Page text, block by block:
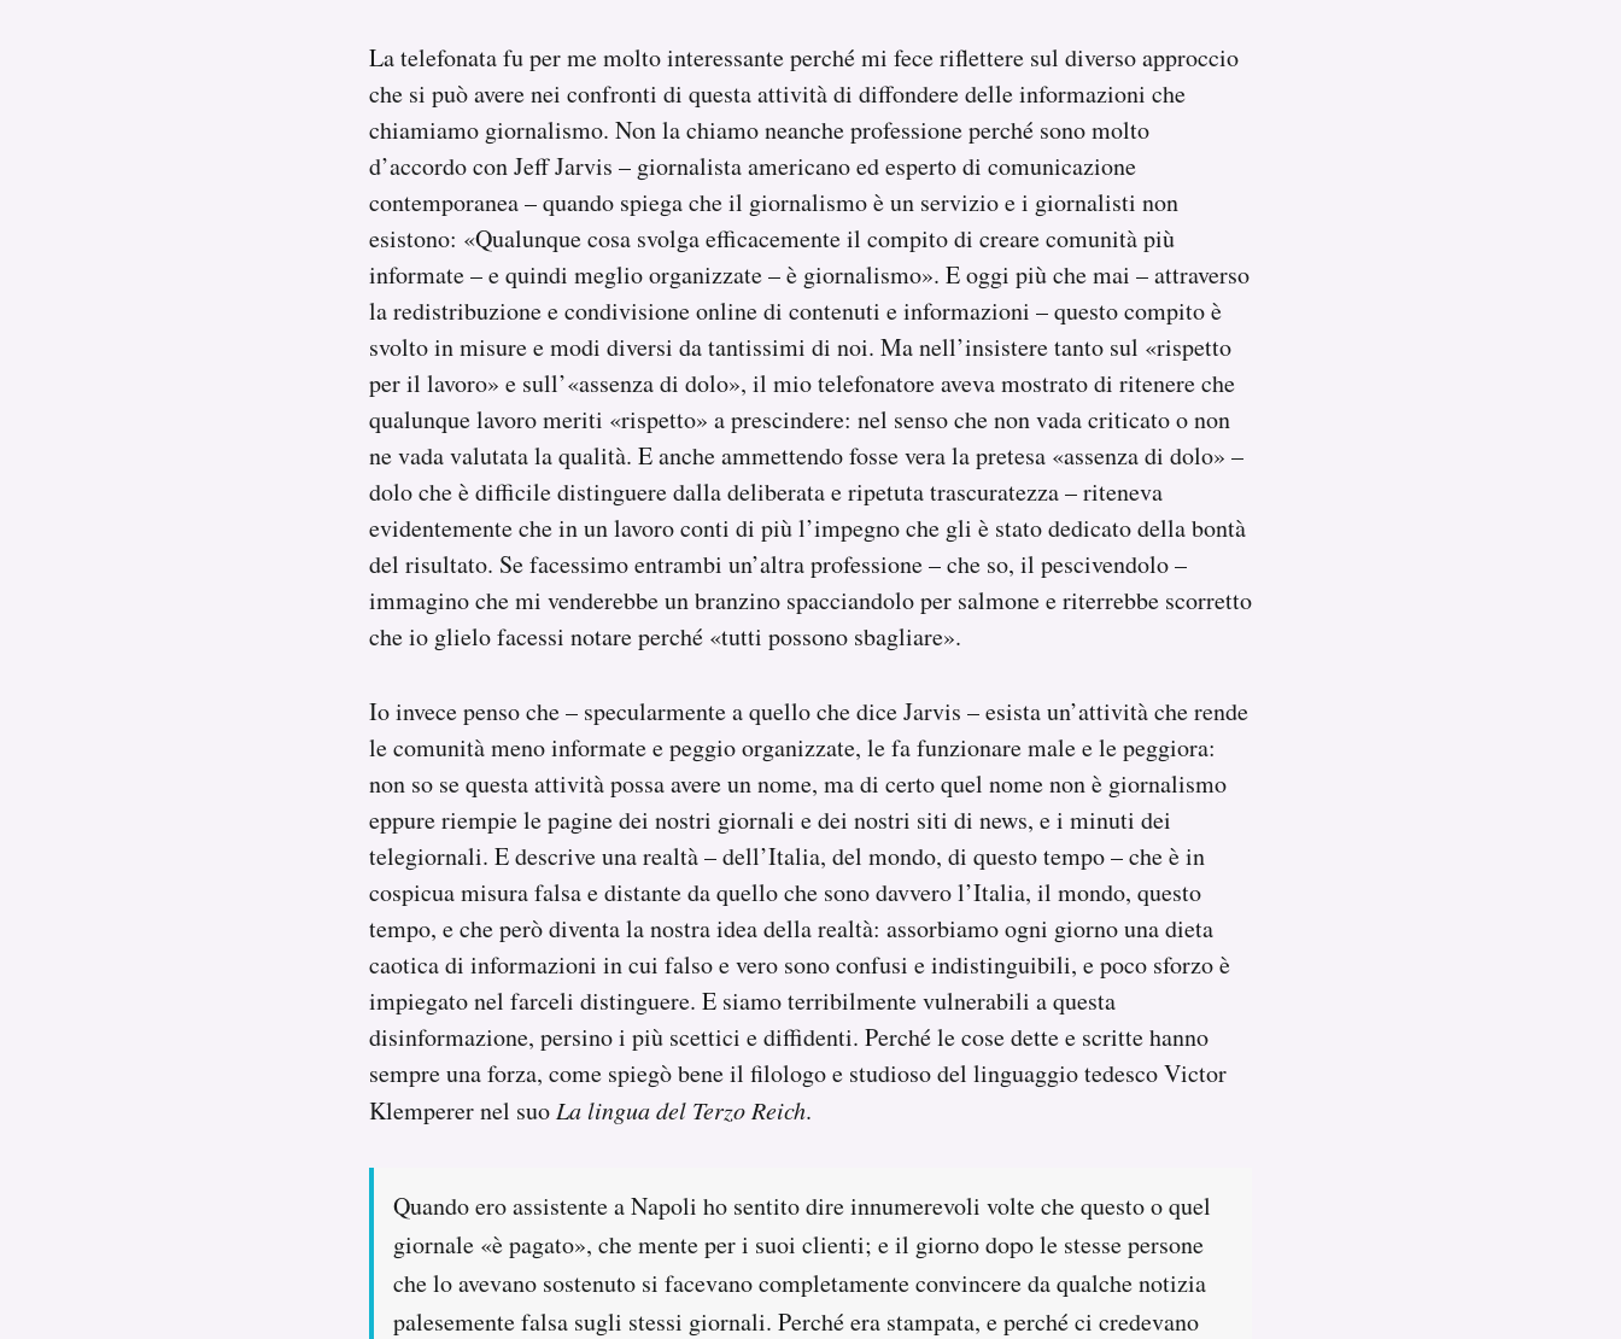
La telefonata fu per me molto interessante perché mi fece riflettere sul diverso approccio
che si può avere nei confronti di questa attività di diffondere delle informazioni che
chiamiamo giornalismo. Non la chiamo neanche professione perché sono molto
d’accordo con Jeff Jarvis – giornalista americano ed esperto di comunicazione
contemporanea – quando spiega che il giornalismo è un servizio e i giornalisti non
esistono: «Qualunque cosa svolga efficacemente il compito di creare comunità più
informate – e quindi meglio organizzate – è giornalismo». E oggi più che mai – attraverso
la redistribuzione e condivisione online di contenuti e informazioni – questo compito è
svolto in misure e modi diversi da tantissimi di noi. Ma nell’insistere tanto sul «rispetto
per il lavoro» e sull’«assenza di dolo», il mio telefonatore aveva mostrato di ritenere che
qualunque lavoro meriti «rispetto» a prescindere: nel senso che non vada criticato o non
ne vada valutata la qualità. E anche ammettendo fosse vera la pretesa «assenza di dolo» –
dolo che è difficile distinguere dalla deliberata e ripetuta trascuratezza – riteneva
evidentemente che in un lavoro conti di più l’impegno che gli è stato dedicato della bontà
del risultato. Se facessimo entrambi un’altra professione – che so, il pescivendolo –
immagino che mi venderebbe un branzino spacciandolo per salmone e riterrebbe scorretto
che io glielo facessi notare perché «tutti possono sbagliare».
Io invece penso che – specularmente a quello che dice Jarvis – esista un’attività che rende
le comunità meno informate e peggio organizzate, le fa funzionare male e le peggiora:
non so se questa attività possa avere un nome, ma di certo quel nome non è giornalismo
eppure riempie le pagine dei nostri giornali e dei nostri siti di news, e i minuti dei
telegiornali. E descrive una realtà – dell’Italia, del mondo, di questo tempo – che è in
cospicua misura falsa e distante da quello che sono davvero l’Italia, il mondo, questo
tempo, e che però diventa la nostra idea della realtà: assorbiamo ogni giorno una dieta
caotica di informazioni in cui falso e vero sono confusi e indistinguibili, e poco sforzo è
impiegato nel farceli distinguere. E siamo terribilmente vulnerabili a questa
disinformazione, persino i più scettici e diffidenti. Perché le cose dette e scritte hanno
sempre una forza, come spiegò bene il filologo e studioso del linguaggio tedesco Victor
Klemperer nel suo La lingua del Terzo Reich.
Quando ero assistente a Napoli ho sentito dire innumerevoli volte che questo o quel
giornale «è pagato», che mente per i suoi clienti; e il giorno dopo le stesse persone
che lo avevano sostenuto si facevano completamente convincere da qualche notizia
palesemente falsa sugli stessi giornali. Perché era stampata, e perché ci credevano